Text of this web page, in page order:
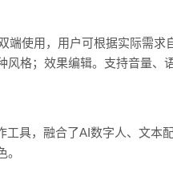
端使用，用户可根据实际需
风格；效果编辑。支持音量
工具，融合了AI数字人、文